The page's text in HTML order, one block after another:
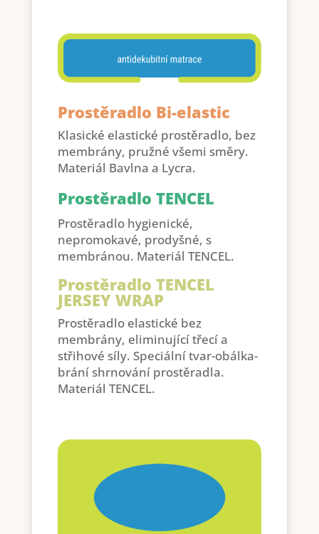
Prostěradlo Bi-elastic
Klasické elastické prostěradlo, bez
membrány, pružné všemi směry.
Materiál Bavlna a Lycra.
Prostěradlo TENCEL
Prostěradlo hygienické,
nepromokavé, prodyšné, s
membránou. Materiál TENCEL.
Prostěradlo TENCEL
JERSEY WRAP
Prostěradlo elastické bez
membrány, eliminující třecí a
střihové síly. Speciální tvar-obálka-
brání shrnování prostěradla.
Materiál TENCEL.